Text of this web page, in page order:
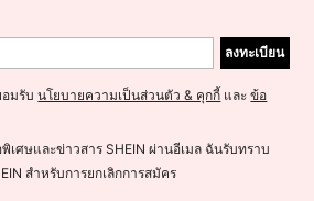
ลงทะเบียน
อมรับนโยบายความเป็นส่วนตัว & คุกกี้ และข้อ
เศษและข่าวสาร SHEIN ผ่านอีเมล ฉันรับทราบ
สำหรับการยกเลิกการสมัคร